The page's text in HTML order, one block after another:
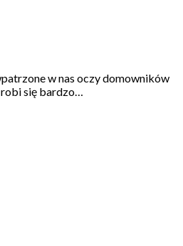
w nas oczy domowników
się bardzo…